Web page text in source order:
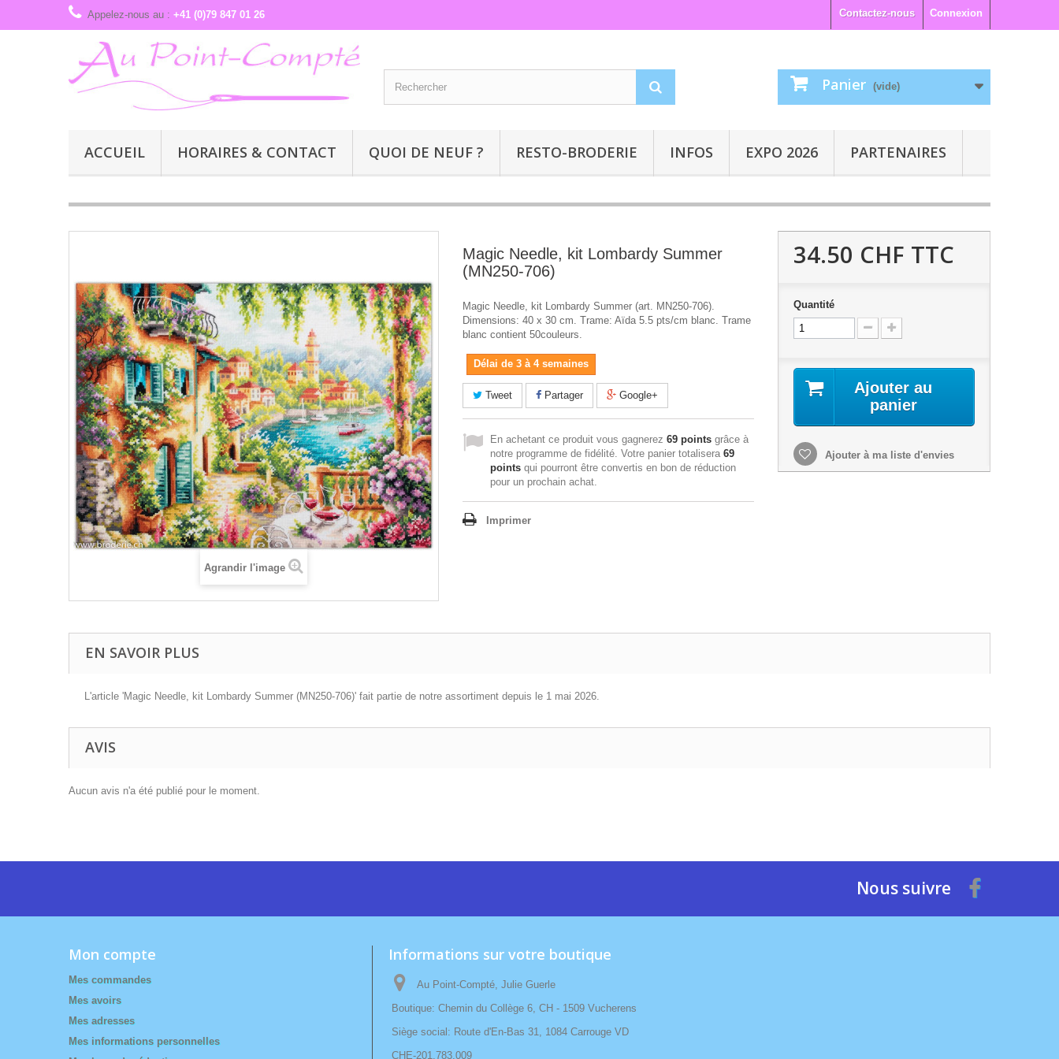
Connexion
Contactez-nous
Appelez-nous au : +41 (0)79 847 01 26
Panier (vide)
ACCUEIL HORAIRES & CONTACT QUOI DE NEUF ? RESTO-BRODERIE INFOS EXPO 2026 PARTENAIRES
Agrandir l'image
Magic Needle, kit Lombardy Summer
(MN250-706)
Magic Needle, kit Lombardy Summer (art. MN250-706).
Dimensions: 40 x 30 cm. Trame: Aïda 5.5 pts/cm blanc. Trame
blanc contient 50couleurs.
Délai de 3 à 4 semaines
Tweet Partager Google+
En achetant ce produit vous gagnerez 69 points grâce à
notre programme de fidélité. Votre panier totalisera 69
points qui pourront être convertis en bon de réduction
pour un prochain achat.
Imprimer
34.50 CHF TTC
Quantité
Ajouter au
panier
Ajouter à ma liste d'envies
EN SAVOIR PLUS
L'article 'Magic Needle, kit Lombardy Summer (MN250-706)' fait partie de notre assortiment depuis le 1 mai 2026.
AVIS
Aucun avis n'a été publié pour le moment.
Nous suivre
Mon compte
Mes commandes
Mes avoirs
Mes adresses
Mes informations personnelles
Informations sur votre boutique
Au Point-Compté, Julie Guerle
Boutique: Chemin du Collège 6, CH - 1509 Vucherens
Siège social: Route d'En-Bas 31, 1084 Carrouge VD
CHE-201.783.009